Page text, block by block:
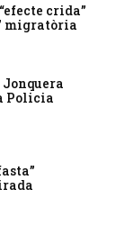
crida”
migratòria
Jonquera
Policia